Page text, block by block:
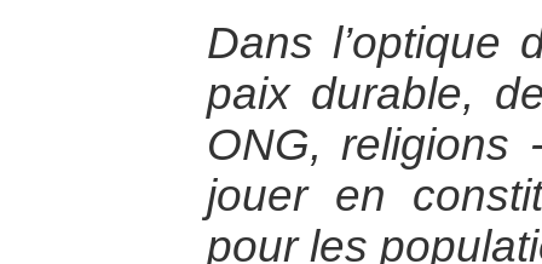
Dans l’optique
paix durable,
ONG,
jouer en
pour les